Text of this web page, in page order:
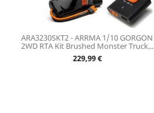
ARA3230SKT2 - ARRMA 1/10 GORGON
2WD RTA Kit Brushed Monster Truck...
Prix
229,99 €